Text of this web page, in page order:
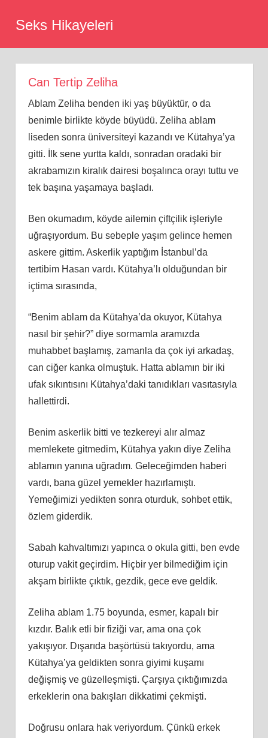
Seks Hikayeleri
Can Tertip Zeliha
Ablam Zeliha benden iki yaş büyüktür, o da
benimle birlikte köyde büyüdü. Zeliha ablam
liseden sonra üniversiteyi kazandı ve Kütahya’ya
gitti. İlk sene yurtta kaldı, sonradan oradaki bir
akrabamızın kiralık dairesi boşalınca orayı tuttu ve
tek başına yaşamaya başladı.
Ben okumadım, köyde ailemin çiftçilik işleriyle
uğraşıyordum. Bu sebeple yaşım gelince hemen
askere gittim. Askerlik yaptığım İstanbul’da
tertibim Hasan vardı. Kütahya’lı olduğundan bir
içtima sırasında,
“Benim ablam da Kütahya’da okuyor, Kütahya
nasıl bir şehir?” diye sormamla aramızda
muhabbet başlamış, zamanla da çok iyi arkadaş,
can ciğer kanka olmuştuk. Hatta ablamın bir iki
ufak sıkıntısını Kütahya’daki tanıdıkları vasıtasıyla
hallettirdi.
Benim askerlik bitti ve tezkereyi alır almaz
memlekete gitmedim, Kütahya yakın diye Zeliha
ablamın yanına uğradım. Geleceğimden haberi
vardı, bana güzel yemekler hazırlamıştı.
Yemeğimizi yedikten sonra oturduk, sohbet ettik,
özlem giderdik.
Sabah kahvaltımızı yapınca o okula gitti, ben evde
oturup vakit geçirdim. Hiçbir yer bilmediğim için
akşam birlikte çıktık, gezdik, gece eve geldik.
Zeliha ablam 1.75 boyunda, esmer, kapalı bir
kızdır. Balık etli bir fiziği var, ama ona çok
yakışıyor. Dışarıda başörtüsü takıyordu, ama
Kütahya’ya geldikten sonra giyimi kuşamı
değişmiş ve güzelleşmişti. Çarşıya çıktığımızda
erkeklerin ona bakışları dikkatimi çekmişti.
Doğrusu onlara hak veriyordum. Çünkü erkek